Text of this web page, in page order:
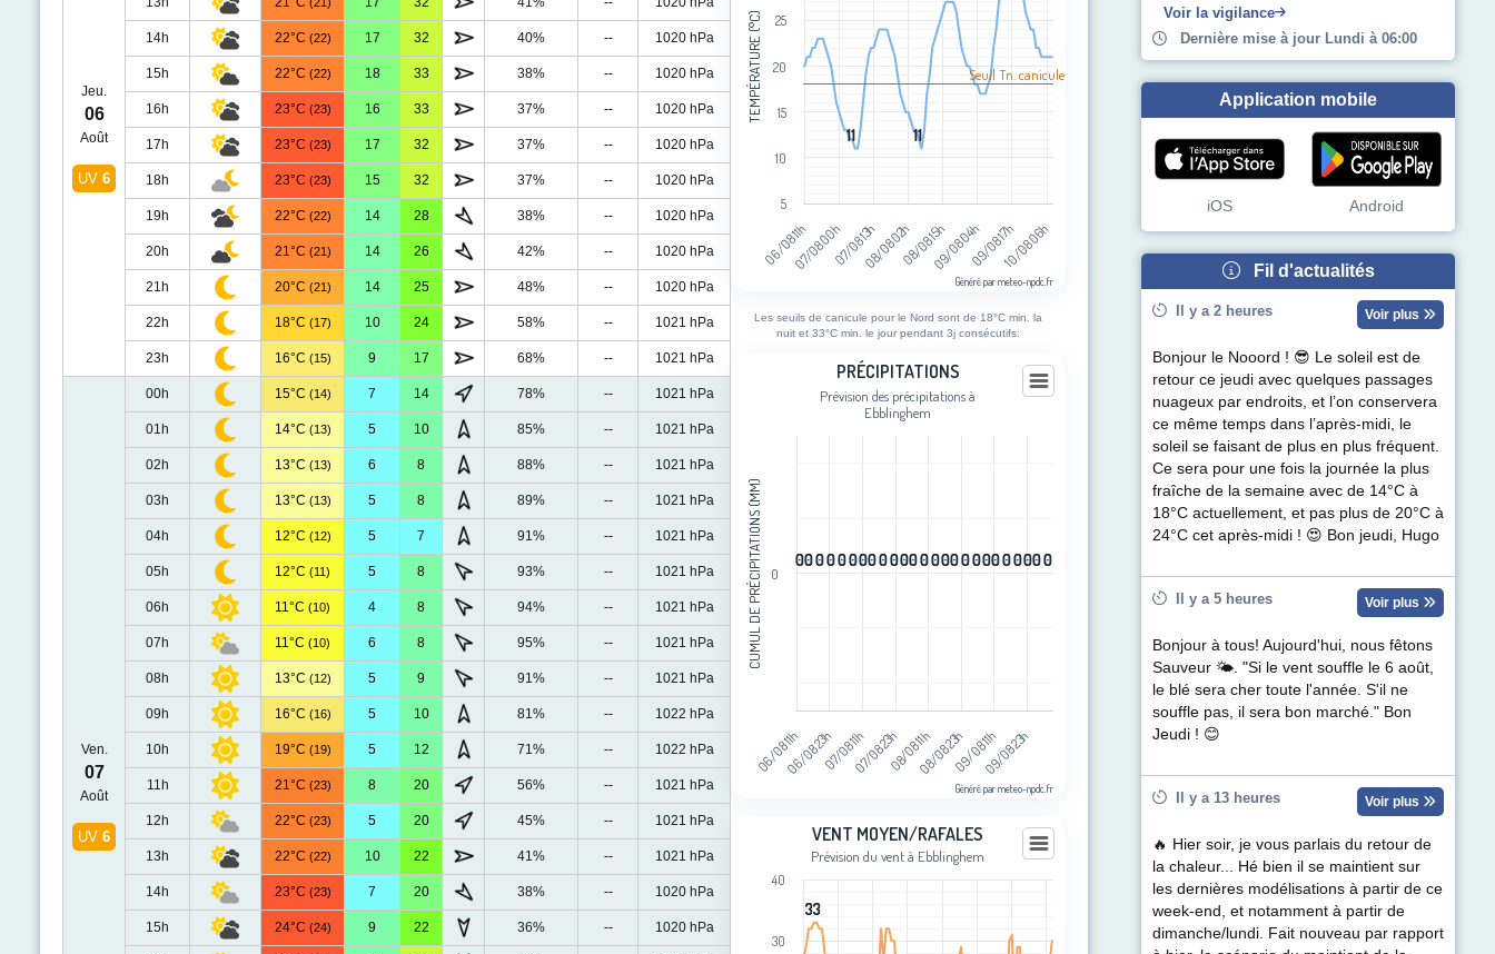
Jeu.
06
Août
UV 6
14h 22°C (22) 17 32 40% -- 1020 hPa
15h 22°C (22) 18 33 38% -- 1020 hPa
16h 23°C (23) 16 33 37% -- 1020 hPa
17h 23°C (23) 17 32 37% -- 1020 hPa
18h 23°C (23) 15 32 37% -- 1020 hPa
19h 22°C (22) 14 28 38% -- 1020 hPa
20h 21°C (21) 14 26 42% -- 1020 hPa
21h 20°C (21) 14 25 48% -- 1020 hPa
22h 18°C (17) 10 24 58% -- 1021 hPa
23h 16°C (15) 9 17 68% -- 1021 hPa
Ven.
07
Août
UV 6
00h 15°C (14) 7 14 78% -- 1021 hPa
01h 14°C (13) 5 10 85% -- 1021 hPa
02h 13°C (13) 6 8 88% -- 1021 hPa
03h 13°C (13) 5 8 89% -- 1021 hPa
04h 12°C (12) 5 7 91% -- 1021 hPa
05h 12°C (11) 5 8 93% -- 1021 hPa
06h 11°C (10) 4 8 94% -- 1021 hPa
07h 11°C (10) 6 8 95% -- 1021 hPa
08h 13°C (12) 5 9 91% -- 1021 hPa
09h 16°C (16) 5 10 81% -- 1022 hPa
10h 19°C (19) 5 12 71% -- 1022 hPa
11h 21°C (23) 8 20 56% -- 1021 hPa
12h 22°C (23) 5 20 45% -- 1021 hPa
13h 22°C (22) 10 22 41% -- 1021 hPa
14h 23°C (23) 7 20 38% -- 1020 hPa
15h 24°C (24) 9 22 36% -- 1020 hPa
TEMPÉRATURE (°C)
11
11 11
11
06/08 11h07/08 00h07/08 13h08/08 02h08/08 15h09/08 04h09/08 17h10/08 06h
5
10
15
20
25
Généré par meteo-npdc.fr
Seuil Tn. canicule
Les seuils de canicule pour le Nord sont de 18°C min. la
nuit et 33°C min. le jour pendant 3j consécutifs.
Bar chart with 94 bars.
Prévision des précipitations à Ebblinghem
The chart has 1 X axis displaying categories.
The chart has 1 Y axis displaying Cumul de précipitations (mm). Data ranges from -0.5 to 0.5.
CUMUL DE PRÉCIPITATIONS (MM)
PRÉCIPITATIONS
Prévision des précipitations à
Ebblinghem
0
00
00
00
00
00
00
00
00
00
00
00
00
00
00
00
00
00
00
00
00
00
00
00
00
0
06/08 11h06/08 23h07/08 11h07/08 23h08/08 11h08/08 23h09/08 11h09/08 23h
0
Généré par meteo-npdc.fr
Vent moyen/rafales
Line chart with 2 lines.
Prévision du vent à Ebblinghem
View as data table, Vent moyen/rafales
The chart has 1 X axis displaying categories.
VENT MOYEN/RAFALES
Prévision du vent à Ebblinghem
33
33
30
40
Voir la vigilance
Dernière mise à jour Lundi à 06:00
Application mobile
iOS Android
Fil d'actualités
Il y a 2 heures Voir plus
Bonjour le Nooord ! 😎 Le soleil est de
retour ce jeudi avec quelques passages
nuageux par endroits, et l’on conservera
ce même temps dans l’après-midi, le
soleil se faisant de plus en plus fréquent.
Ce sera pour une fois la journée la plus
fraîche de la semaine avec de 14°C à
18°C actuellement, et pas plus de 20°C à
24°C cet après-midi ! 😍 Bon jeudi, Hugo
Il y a 5 heures Voir plus
Bonjour à tous! Aujourd'hui, nous fêtons
Sauveur 🌤. "Si le vent souffle le 6 août,
le blé sera cher toute l'année. S'il ne
souffle pas, il sera bon marché." Bon
Jeudi ! 😊
Il y a 13 heures Voir plus
🔥 Hier soir, je vous parlais du retour de
la chaleur... Hé bien il se maintient sur
les dernières modélisations à partir de ce
week-end, et notamment à partir de
dimanche/lundi. Fait nouveau par rapport